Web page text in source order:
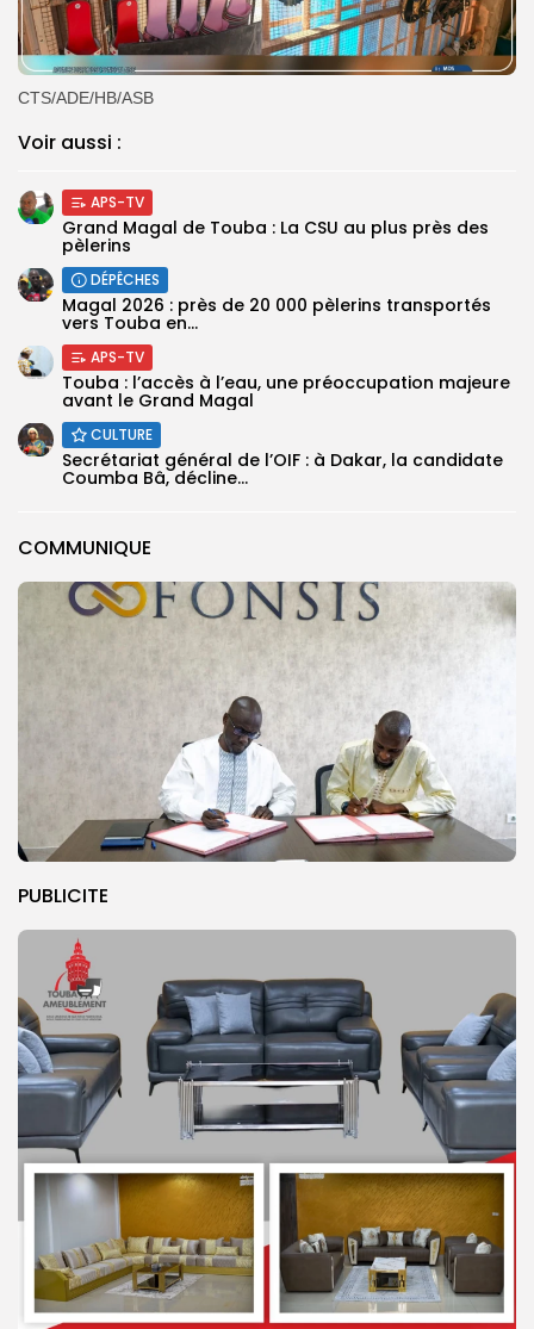
COMMUNIQUE
PUBLICITE
CTS/ADE/HB/ASB
Voir aussi :
APS-TV
Grand Magal de Touba : La CSU au plus près des
pèlerins
DÉPÊCHES
Magal 2026 : près de 20 000 pèlerins transportés
vers Touba en...
APS-TV
Touba : l’accès à l’eau, une préoccupation majeure
avant le Grand Magal
CULTURE
Secrétariat général de l’OIF : à Dakar, la candidate
Coumba Bâ, décline...